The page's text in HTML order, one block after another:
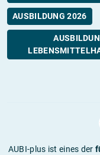
AUSBILDUNG 2026
AUBI-plus ist eines der